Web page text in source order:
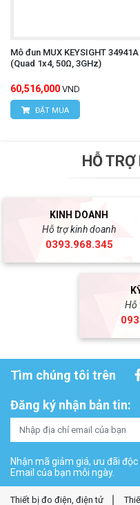
Mô đun MUX KEYSIGHT 34941A
(Quad 1x4, 50Ω, 3GHz)
60,516,000 VND
ĐẶT MUA
HỖ
KINH DOANH
Hỗ trợ kinh doanh
0393.968.345
Hỗ
Tìm chúng tôi trên
Đăng ký nhận bản tin:
Nhận mã giảm giá, ưu đãi
Email của bạn mỗi ngày.
Thiết bị đo điện, điện tử